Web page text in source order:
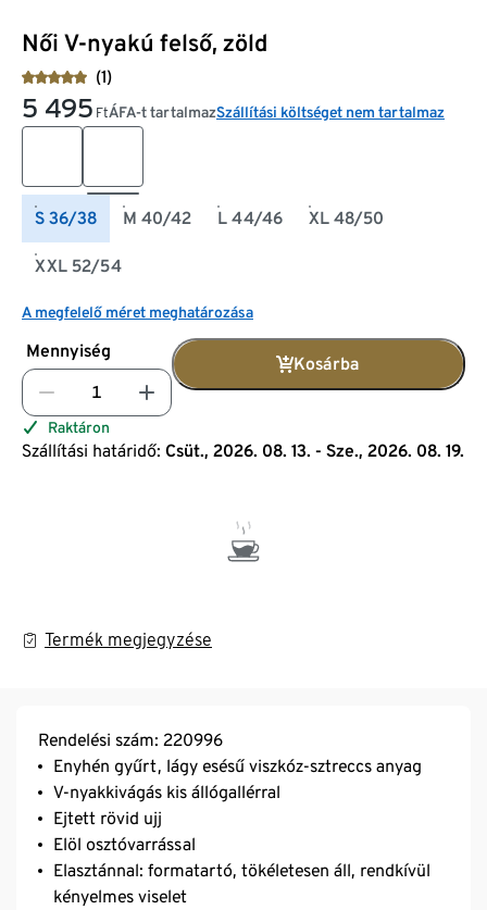
Női V-nyakú felső, zöld
(1)
5 495 FtÁFA-t tartalmazSzállítási költséget nem tartalmaz
S 36/38 M 40/42 L 44/46 XL 48/50
XXL 52/54
A megfelelő méret meghatározása
Mennyiség
Kosárba
Raktáron
Szállítási határidő: Csüt., 2026. 08. 13. - Sze., 2026. 08. 19.
Termék megjegyzése
Rendelési szám: 220996
Enyhén gyűrt, lágy esésű viszkóz-sztreccs anyag
V-nyakkivágás kis állógallérral
Ejtett rövid ujj
Elöl osztóvarrással
Elasztánnal: formatartó, tökéletesen áll, rendkívül
kényelmes viselet